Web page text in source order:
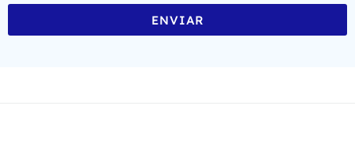
ENVIAR